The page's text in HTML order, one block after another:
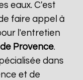
eaux. C'est
faire appel à
l'entretien
Provence.
dans
et de